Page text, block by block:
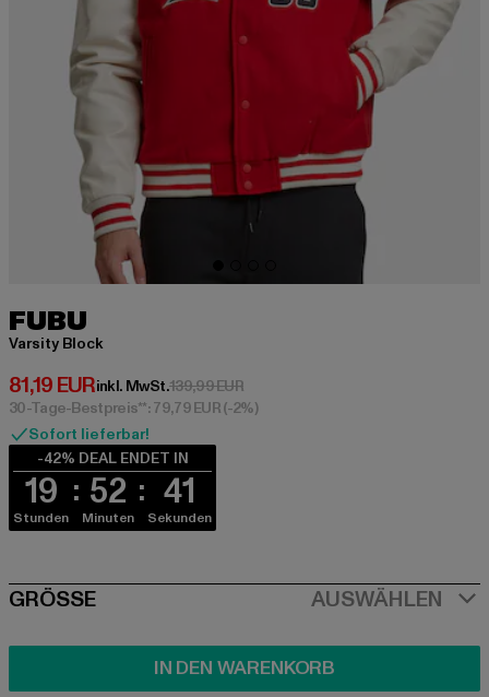
FUBU
Varsity Block
81,19 EUR
Derzeitiger Preis: 81,19 EUR
inkl. MwSt.139,99 EURAktionspreis: 139,99 EUR
30-Tage-Bestpreis**: 79,79 EUR(-2%)
Sofort lieferbar!
-42% DEAL ENDET IN
19
Stunden
52
Minuten
41
Sekunden
SIZE
GRÖSSE AUSWÄHLEN
IN DEN WARENKORB